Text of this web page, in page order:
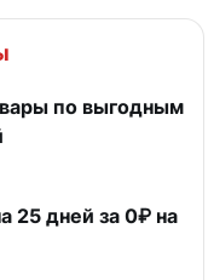
по выгодным
25 дней за 0₽ на